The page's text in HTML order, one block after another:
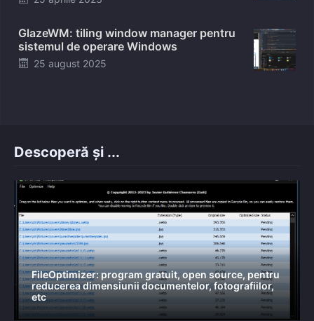
GlazeWM: tiling window manager pentru
sistemul de operare Windows
Posted
25 august 2025
Descoperă și ...
FileOptimizer: program gratuit, open source, pentru
reducerea dimensiunii documentelor, fotografiilor,
etc